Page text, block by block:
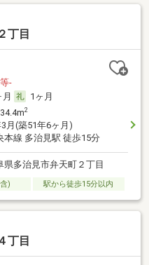
丁目
-
1ヶ月
2
月(築51年6ヶ月)
本線 多治見駅 徒歩15分
県多治見市弁天町２丁目
) 駅から徒歩15分以内
丁目